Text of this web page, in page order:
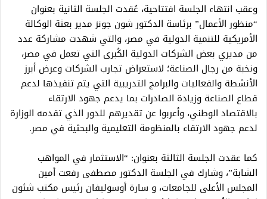
وعقب انتهاء الجلسة افتتاحية، عُقدت الجلسة الثانية بعنوان
“منظور الأعمال” برئاسة الدكتور شون جونز مدير بعثة الوكالة
الأمريكية للتنمية الدولية في مصر، والتي شهدت مشاركة عدد
من مديري بعض الشركات الدولية الكُبرى التي تعمل في مصر،
ونخبة من رجال الصناعة؛ لاستعراض تجارب الشركات وعرض أبرز
الأنشطة والفعاليات والبرامج التدريبية التي يتم تنفيذها لدعم
قطاع الصناعة وزيادة الصادرات بما يدعم جهود الارتقاء
بالاقتصاد الوطني، وأعربوا عن تقديرهم للدور الذي تقدمه الوزارة
لدعم جهود الارتقاء بالمنظومة التعليمية والبحثية في مصر.
كما عقدت الجلسة الثالثة بعنوان: “الاستثمار في المواهب
الشابة”، وشارك في الجلسة الدكتور مصطفى رفعت أمين
المجلس الأعلى للجامعات، و سارة أوسوليفان رئيس مكتب شئون